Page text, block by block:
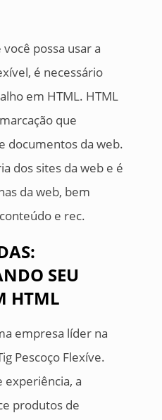
possa usar a
é necessário
em HTML. HTML
que
documentos da web.
dos sites da web e é
da web, bem
e rec.
SEU
HTML
empresa líder na
Pescoço Flexíve.
experiência, a
produtos de